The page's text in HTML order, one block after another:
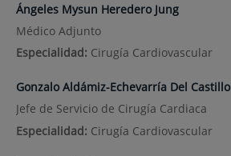
Ángeles Mysun Heredero Jung
Médico Adjunto
Especialidad: Cirugía Cardiovascular
Gonzalo Aldámiz-Echevarría Del Castillo
Jefe de Servicio de Cirugía Cardiaca
Especialidad: Cirugía Cardiovascular